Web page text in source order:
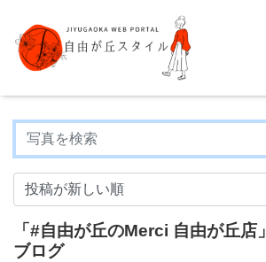
「#自由が丘のMerci 自由が丘店」
ブログ